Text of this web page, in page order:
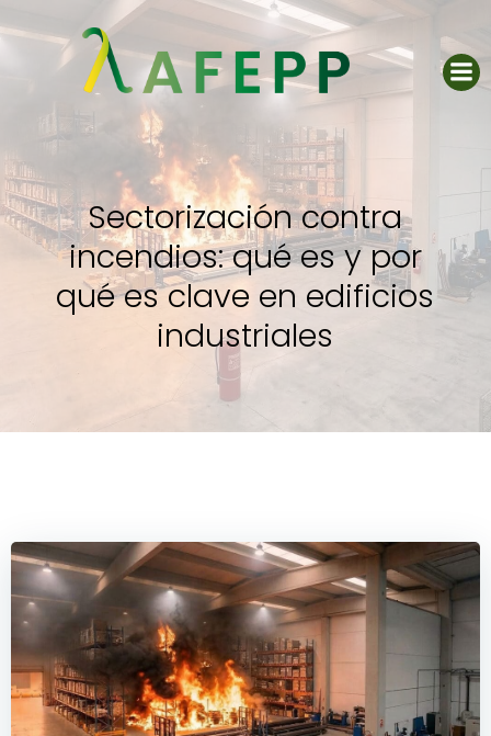
Saltar
contenido
Sectorización contra
incendios: qué es y por
qué es clave en edificios
industriales